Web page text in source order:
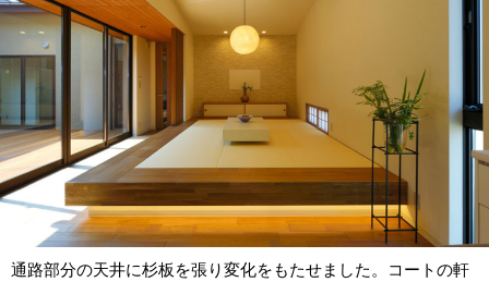
通路部分の天井に杉板を張り変化をもたせました。コートの軒